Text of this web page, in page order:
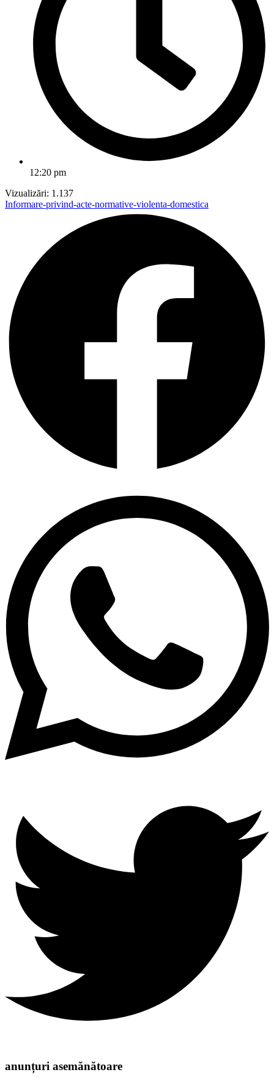
12:20 pm
Vizualizări: 1.137
Informare-privind-acte-normative-violenta-domestica
anunțuri asemănătoare